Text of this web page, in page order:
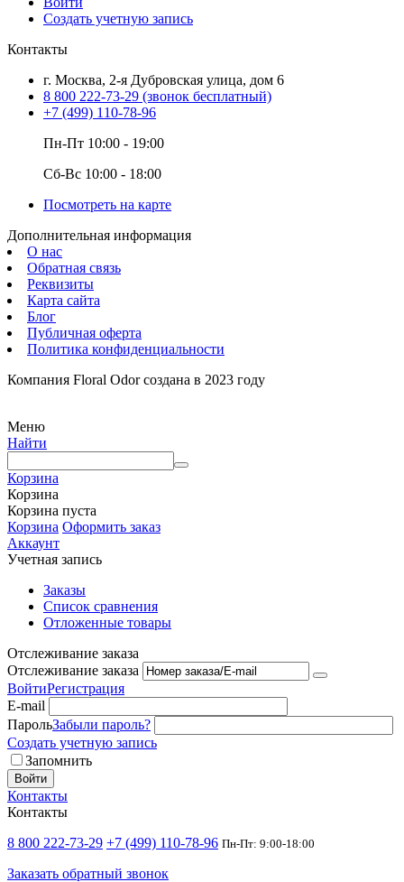
Создать учетную запись
Контакты
г. Москва, 2-я Дубровская улица, дом 6
8 800 222-73-29 (звонок бесплатный)
+7 (499) 110-78-96
Пн-Пт 10:00 - 19:00
Сб-Вс 10:00 - 18:00
Посмотреть на карте
Дополнительная информация
О нас
Обратная связь
Реквизиты
Карта сайта
Блог
Публичная оферта
Политика конфиденциальности
Компания Floral Odor создана в 2023 году
Меню
Найти
Корзина
Корзина
Корзина пуста
Корзина Оформить заказ
Аккаунт
Учетная запись
Заказы
Список сравнения
Отложенные товары
Отслеживание заказа
Отслеживание заказа
ВойтиРегистрация
E-mail
ПарольЗабыли пароль?
Создать учетную запись
Запомнить
Войти
Контакты
Контакты
8 800 222-73-29 +7 (499) 110-78-96 Пн-Пт: 9:00-18:00
Заказать обратный звонок